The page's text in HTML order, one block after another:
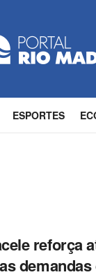
ESPORTES
reforça